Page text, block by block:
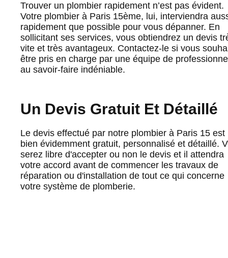
Trouver un plombier rapidement n’est pas évident.
Votre plombier à Paris 15ème, lui, interviendra
rapidement que possible pour vous dépanner. En
sollicitant ses services, vous obtiendrez un devis
vite et très avantageux. Contactez-le si vous
être pris en charge par une équipe de
au savoir-faire indéniable.
Un Devis Gratuit Et Détaillé
Le devis effectué par notre plombier à Paris 15 est
bien évidemment gratuit, personnalisé et détaillé.
serez libre d'accepter ou non le devis et il attendra
votre accord avant de commencer les travaux de
réparation ou d'installation de tout ce qui concerne
votre système de plomberie.